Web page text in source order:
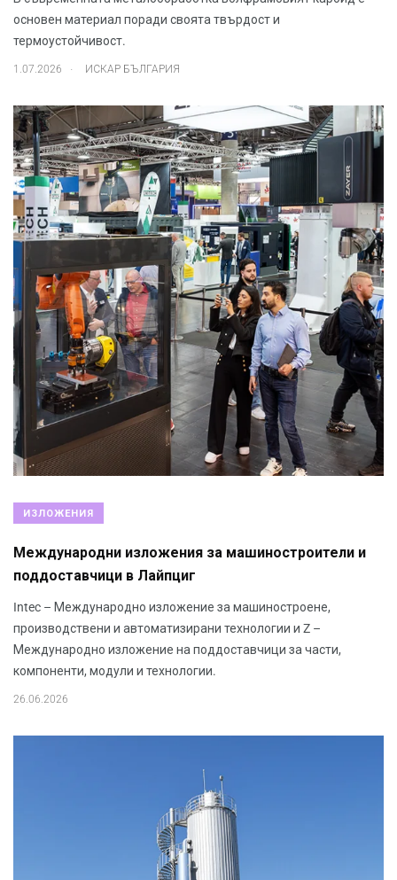
основен материал поради своята твърдост и
термоустойчивост.
1.07.2026 . ИСКАР БЪЛГАРИЯ
ИЗЛОЖЕНИЯ
Международни изложения за машиностроители и
поддоставчици в Лайпциг
Intec – Международно изложение за машиностроене,
производствени и автоматизирани технологии и Z –
Международно изложение на поддоставчици за части,
компоненти, модули и технологии.
26.06.2026